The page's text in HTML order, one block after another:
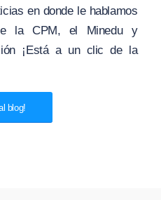
en donde le hablamos
la CPM, el Minedu y
¡Está a un clic de la
blog!